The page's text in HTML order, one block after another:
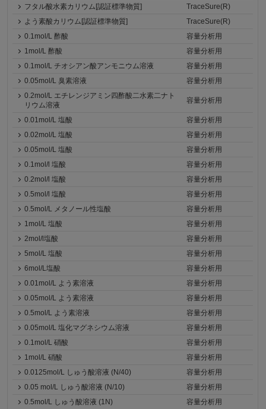
フタル酸水素カリウム[認証標準物質]
TraceSure(R)
よう素酸カリウム[認証標準物質]
TraceSure(R)
0.1mol/L 酢酸
容量分析用
1mol/L 酢酸
容量分析用
0.1mol/L チオシアン酸アンモニウム溶液
容量分析用
0.05mol/L 臭素溶液
容量分析用
0.2mol/L エチレンジアミン四酢酸二水素二ナト
リウム溶液
容量分析用
0.01mol/L 塩酸
容量分析用
0.02mol/L 塩酸
容量分析用
0.05mol/L 塩酸
容量分析用
0.1mol/l 塩酸
容量分析用
0.2mol/l 塩酸
容量分析用
0.5mol/l 塩酸
容量分析用
0.5mol/L メタノール性塩酸
容量分析用
1mol/L 塩酸
容量分析用
2mol/l塩酸
容量分析用
5mol/L 塩酸
容量分析用
6mol/L塩酸
容量分析用
0.01mol/L よう素溶液
容量分析用
0.05mol/L よう素溶液
容量分析用
0.5mol/L よう素溶液
容量分析用
0.05mol/L 塩化マグネシウム溶液
容量分析用
0.1mol/L 硝酸
容量分析用
1mol/L 硝酸
容量分析用
0.0125mol/L しゅう酸溶液 (N/40)
容量分析用
0.05 mol/L しゅう酸溶液 (N/10)
容量分析用
0.5mol/L しゅう酸溶液 (1N)
容量分析用